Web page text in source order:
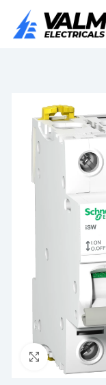
Click to enlarge